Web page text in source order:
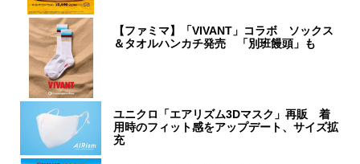
【ファミマ】「VIVANT」コラボ ソックス
＆タオルハンカチ発売 「別班饅頭」も
ユニクロ「エアリズム3Dマスク」再販 着
用時のフィット感をアップデート、サイズ拡
充